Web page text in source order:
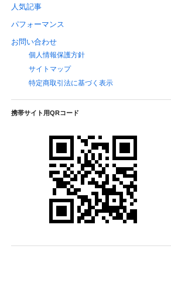
人気記事
パフォーマンス
お問い合わせ
個人情報保護方針
サイトマップ
特定商取引法に基づく表示
携帯サイト用QRコード